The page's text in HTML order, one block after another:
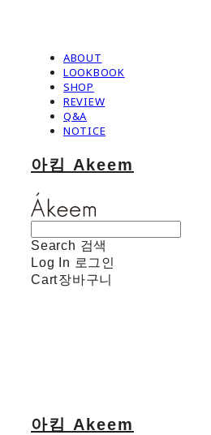
ABOUT
LOOKBOOK
SHOP
REVIEW
Q&A
NOTICE
아킴 Akeem
Search 검색
Log In 로그인
Cart장바구니
아킴 Akeem